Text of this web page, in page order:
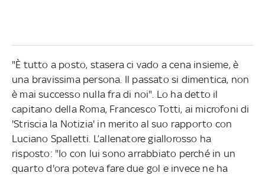
"È tutto a posto, stasera ci vado a cena insieme, è
una bravissima persona. Il passato si dimentica, non
è mai successo nulla fra di noi". Lo ha detto il
capitano della Roma, Francesco Totti, ai microfoni di
'Striscia la Notizia' in merito al suo rapporto con
Luciano Spalletti. L’allenatore giallorosso ha
risposto: "Io con lui sono arrabbiato perché in un
quarto d'ora poteva fare due gol e invece ne ha